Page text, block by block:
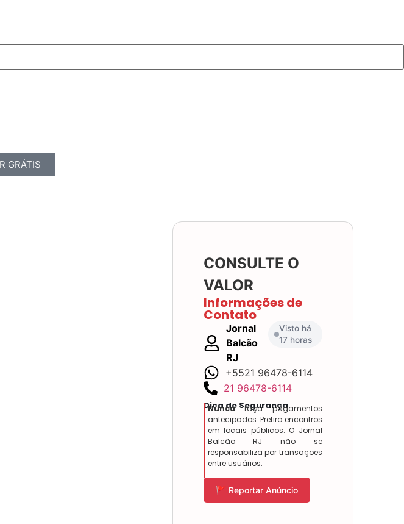
GRÁTIS
CONSULTE O
VALOR
Informações de
Contato
Jornal
Balcão
RJ
Visto há
17 horas
+5521 96478-6114
21 96478-6114
Dica de Segurança
Nuncafaça pagamentos
antecipados. Prefira encontros
em locais públicos. O Jornal
Balcão RJ não se
responsabiliza por transações
entre usuários.
🚩 Reportar Anúncio